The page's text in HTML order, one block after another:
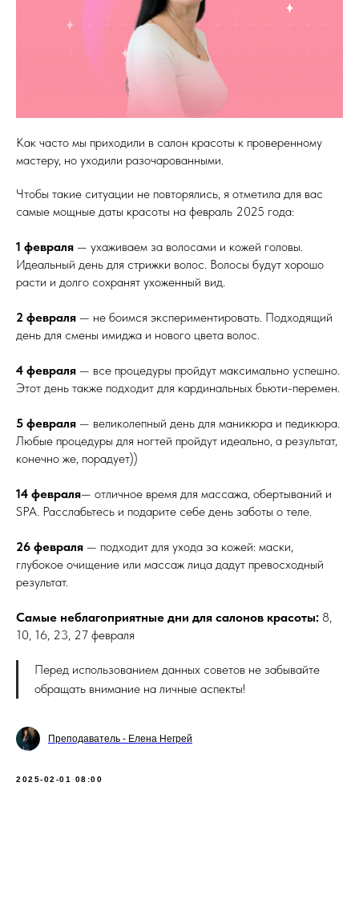
Как часто мы приходили в салон красоты к проверенному
мастеру, но уходили разочарованными.
Чтобы такие ситуации не повторялись, я отметила для вас
самые мощные даты красоты на февраль 2025 года:
1 февраля — ухаживаем за волосами и кожей головы.
Идеальный день для стрижки волос. Волосы будут хорошо
расти и долго сохранят ухоженный вид.
2 февраля — не боимся экспериментировать. Подходящий
день для смены имиджа и нового цвета волос.
4 февраля — все процедуры пройдут максимально успешно.
Этот день также подходит для кардинальных бьюти-перемен.
5 февраля — великолепный день для маникюра и педикюра.
Любые процедуры для ногтей пройдут идеально, а результат,
конечно же, порадует))
14 февраля— отличное время для массажа, обертываний и
SPA. Расслабьтесь и подарите себе день заботы о теле.
26 февраля — подходит для ухода за кожей: маски,
глубокое очищение или массаж лица дадут превосходный
результат.
Самые неблагоприятные дни для салонов красоты: 8,
10, 16, 23, 27 февраля
Перед использованием данных советов не забывайте
обращать внимание на личные аспекты!
Преподаватель - Елена Негрей
2025-02-01 08:00